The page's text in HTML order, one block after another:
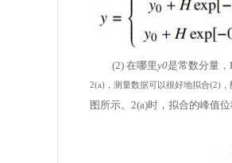
(2) 在哪里y0是常数分量，
2(a)，测量数据可以很好地拟合(2)，
图所示。2(a)时，拟合的峰值